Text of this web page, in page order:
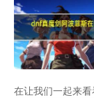
在让我们一起来